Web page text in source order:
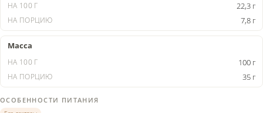
22,3 г
7,8 г
Масса
100 г
35 г
ОСОБЕННОСТИ ПИТАНИЯ